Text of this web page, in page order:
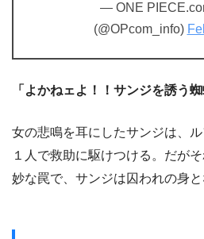
— ONE
(@OPcom_info)
「よかねェよ！！サンジを誘う蜘
女の悲鳴を耳にしたサンジは、
１人で救助に駆けつける。だが
妙な罠で、サンジは囚われの身と